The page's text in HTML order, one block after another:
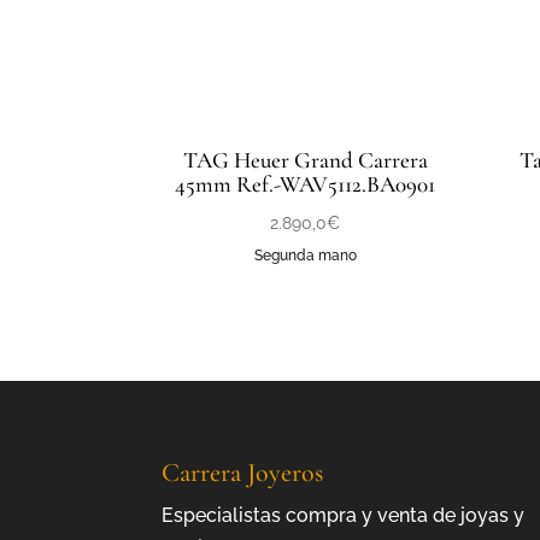
TAG Heuer Grand Carrera
45mm Ref.-WAV5112.BA0901
2.890,0€
Segunda mano
Carrera Joyeros
Especialistas compra y venta de joyas y